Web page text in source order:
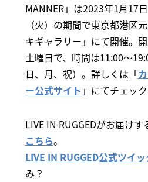
MANNER」は2023年1月17
（火）の期間で東京都港区
キギャラリー」にて開催。
土曜日で、時間は11:00～
日、月、祝）。詳しくは「
ー公式サイト 」にてチェッ
LIVE IN RUGGEDがお届け
こちら。
LIVE IN RUGGED公式ツイ
み？